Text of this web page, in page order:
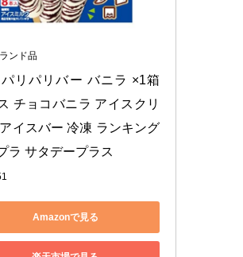
ンド品
リパリバー バニラ ×1箱
チョコバニラ アイスクリ
イスバー 冷凍 ランキング
ラ サタデープラス
Amazonで見る